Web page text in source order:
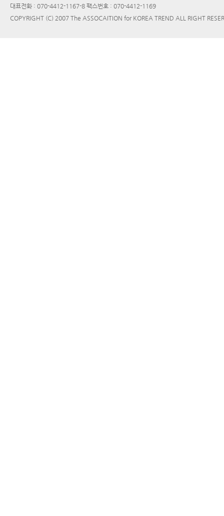
대표전화 : 070-4412-1167-8 팩스번호 : 070-4412-1169
COPYRIGHT (C) 2007 The ASSOCAITION for KOREA TREND ALL RIGHT